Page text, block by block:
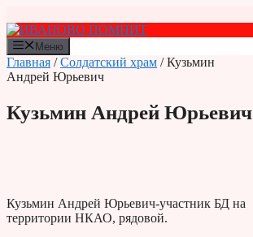
к
содержимому
Меню
Главная /Солдатский храм / Кузьмин
Андрей Юрьевич
Кузьмин Андрей Юрьевич
Кузьмин Андрей Юрьевич-участник БД на
территории НКАО, рядовой.